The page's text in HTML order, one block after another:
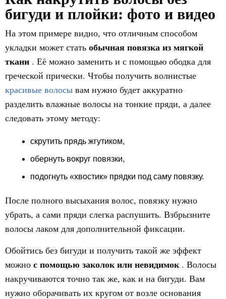
бигуди и плойки: фото и видео
На этом примере видно, что отличным способом
укладки может стать обычная повязка из мягкой
ткани . Её можно заменить и с помощью ободка для
греческой прически. Чтобы получить волнистые
красивые волосы вам нужно будет аккуратно
разделить влажные волосы на тонкие пряди, а далее
следовать этому методу:
скрутить прядь жгутиком,
обернуть вокруг повязки,
подогнуть «хвостик» прядки под саму повязку.
После полного высыхания волос, повязку нужно
убрать, а сами пряди слегка распушить. Взбрызните
волосы лаком для дополнительной фиксации.
Обойтись без бигуди и получить такой же эффект
можно с помощью заколок или невидимок . Волосы
накручиваются точно так же, как и на бигуди. Вам
нужно оборачивать их кругом от возле основания